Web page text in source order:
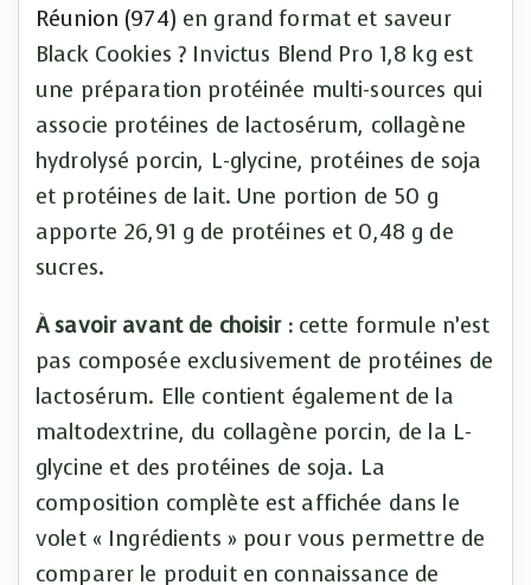
Réunion (974) en grand format et saveur
Black Cookies ? Invictus Blend Pro 1,8 kg est
une préparation protéinée multi-sources qui
associe protéines de lactosérum, collagène
hydrolysé porcin, L-glycine, protéines de soja
et protéines de lait. Une portion de 50 g
apporte 26,91 g de protéines et 0,48 g de
sucres.
À savoir avant de choisir :cette formule n’est
pas composée exclusivement de protéines de
lactosérum. Elle contient également de la
maltodextrine, du collagène porcin, de la L-
glycine et des protéines de soja. La
composition complète est affichée dans le
volet « Ingrédients » pour vous permettre de
comparer le produit en connaissance de